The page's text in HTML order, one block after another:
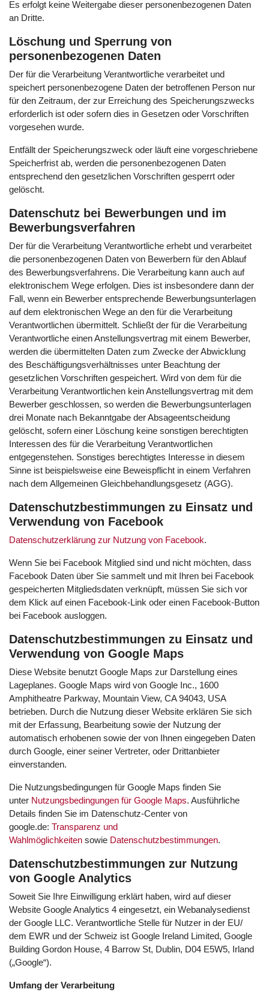
Es erfolgt keine Weitergabe dieser personenbezogenen Daten
an Dritte.
Löschung und Sperrung von
personenbezogenen Daten
Der für die Verarbeitung Verantwortliche verarbeitet und
speichert personenbezogene Daten der betroffenen Person nur
für den Zeitraum, der zur Erreichung des Speicherungszwecks
erforderlich ist oder sofern dies in Gesetzen oder Vorschriften
vorgesehen wurde.
Entfällt der Speicherungszweck oder läuft eine vorgeschriebene
Speicherfrist ab, werden die personenbezogenen Daten
entsprechend den gesetzlichen Vorschriften gesperrt oder
gelöscht.
Datenschutz bei Bewerbungen und im
Bewerbungsverfahren
Der für die Verarbeitung Verantwortliche erhebt und verarbeitet
die personenbezogenen Daten von Bewerbern für den Ablauf
des Bewerbungsverfahrens. Die Verarbeitung kann auch auf
elektronischem Wege erfolgen. Dies ist insbesondere dann der
Fall, wenn ein Bewerber entsprechende Bewerbungsunterlagen
auf dem elektronischen Wege an den für die Verarbeitung
Verantwortlichen übermittelt. Schließt der für die Verarbeitung
Verantwortliche einen Anstellungsvertrag mit einem Bewerber,
werden die übermittelten Daten zum Zwecke der Abwicklung
des Beschäftigungsverhältnisses unter Beachtung der
gesetzlichen Vorschriften gespeichert. Wird von dem für die
Verarbeitung Verantwortlichen kein Anstellungsvertrag mit dem
Bewerber geschlossen, so werden die Bewerbungsunterlagen
drei Monate nach Bekanntgabe der Absageentscheidung
gelöscht, sofern einer Löschung keine sonstigen berechtigten
Interessen des für die Verarbeitung Verantwortlichen
entgegenstehen. Sonstiges berechtigtes Interesse in diesem
Sinne ist beispielsweise eine Beweispflicht in einem Verfahren
nach dem Allgemeinen Gleichbehandlungsgesetz (AGG).
Datenschutzbestimmungen zu Einsatz und
Verwendung von Facebook
Datenschutzerklärung zur Nutzung von Facebook.
Wenn Sie bei Facebook Mitglied sind und nicht möchten, dass
Facebook Daten über Sie sammelt und mit Ihren bei Facebook
gespeicherten Mitgliedsdaten verknüpft, müssen Sie sich vor
dem Klick auf einen Facebook-Link oder einen Facebook-Button
bei Facebook ausloggen.
Datenschutzbestimmungen zu Einsatz und
Verwendung von Google Maps
Diese Website benutzt Google Maps zur Darstellung eines
Lageplanes. Google Maps wird von Google Inc., 1600
Amphitheatre Parkway, Mountain View, CA 94043, USA
betrieben. Durch die Nutzung dieser Website erklären Sie sich
mit der Erfassung, Bearbeitung sowie der Nutzung der
automatisch erhobenen sowie der von Ihnen eingegeben Daten
durch Google, einer seiner Vertreter, oder Drittanbieter
einverstanden.
Die Nutzungsbedingungen für Google Maps finden Sie
unter Nutzungsbedingungen für Google Maps. Ausführliche
Details finden Sie im Datenschutz-Center von
google.de: Transparenz und
Wahlmöglichkeiten sowie Datenschutzbestimmungen.
Datenschutzbestimmungen zur Nutzung
von Google Analytics
Soweit Sie Ihre Einwilligung erklärt haben, wird auf dieser
Website Google Analytics 4 eingesetzt, ein Webanalysedienst
der Google LLC. Verantwortliche Stelle für Nutzer in der EU/
dem EWR und der Schweiz ist Google Ireland Limited, Google
Building Gordon House, 4 Barrow St, Dublin, D04 E5W5, Irland
(„Google“).
Umfang der Verarbeitung